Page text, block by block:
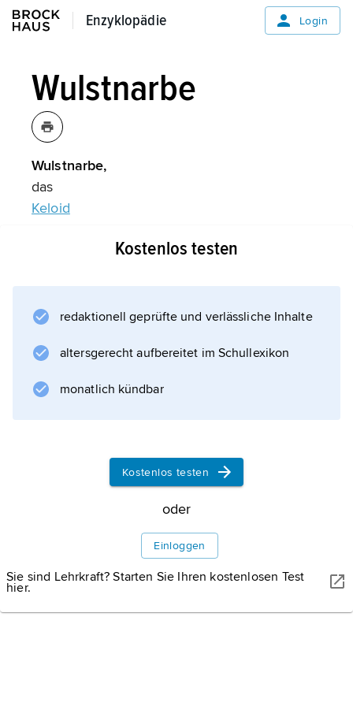
Enzyklopädie
Enzyklopädie Login
Wulstnarbe
Wulstnarbe,
das
Keloid
Informationen zum Artikel
Kostenlos testen
redaktionell geprüfte und verlässliche Inhalte
altersgerecht aufbereitet im Schullexikon
monatlich kündbar
Kostenlos testen
oder
Einloggen
Sie sind Lehrkraft? Starten Sie Ihren kostenlosen Test
hier.